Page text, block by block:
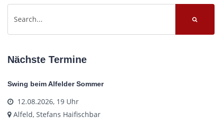
Nächste Termine
Swing beim Alfelder Sommer
12.08.2026, 19 Uhr
Alfeld, Stefans Haifischbar